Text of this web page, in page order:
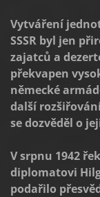
Vytváření
SSSR byl jen
zajatců a
překvapen
německé
další
se dozvěděl o
V srpnu 1942
diplomatovi
podařilo